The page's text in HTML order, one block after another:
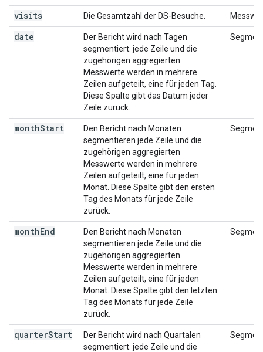
visits Die Gesamtzahl der DS-Besuche.
date
Der Bericht wird nach Tagen
segmentiert. jede Zeile und die
zugehörigen aggregierten
Messwerte werden in mehrere
Zeilen aufgeteilt, eine für jeden Tag.
Diese Spalte gibt das Datum jeder
Zeile zurück.
monthStart
Den Bericht nach Monaten
segmentieren jede Zeile und die
zugehörigen aggregierten
Messwerte werden in mehrere
Zeilen aufgeteilt, eine für jeden
Monat. Diese Spalte gibt den ersten
Tag des Monats für jede Zeile
zurück.
monthEnd
Den Bericht nach Monaten
segmentieren jede Zeile und die
zugehörigen aggregierten
Messwerte werden in mehrere
Zeilen aufgeteilt, eine für jeden
Monat. Diese Spalte gibt den letzten
Tag des Monats für jede Zeile
zurück.
quarterStart
Der Bericht wird nach Quartalen
segmentiert. jede Zeile und die